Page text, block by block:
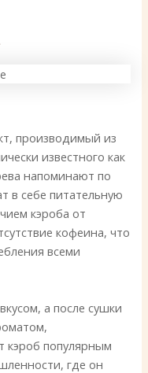
производимый из
известного как
напоминают по
в себе питательную
кэроба от
кофеина, что
всеми
а после сушки
кэроб популярным
где он